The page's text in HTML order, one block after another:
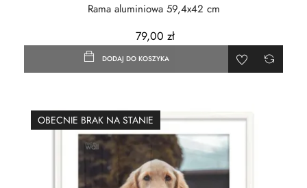
Rama aluminiowa 59,4x42 cm
79,00 zł
DODAJ DO KOSZYKA
OBECNIE BRAK NA STANIE